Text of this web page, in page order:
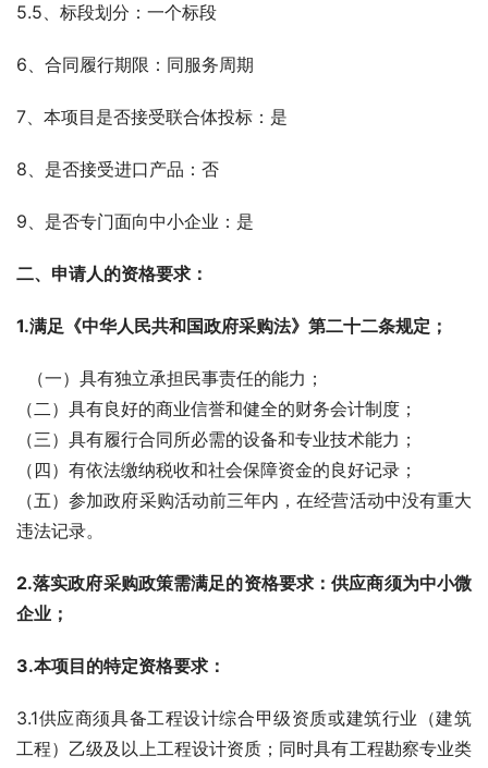
5.5、标段划分：一个标段
6、合同履行期限：同服务周期
7、本项目是否接受联合体投标：是
8、是否接受进口产品：否
9、是否专门面向中小企业：是
二、申请人的资格要求：
1.满足《中华人民共和国政府采购法》第二十二条规定；
（一）具有独立承担民事责任的能力；
（二）具有良好的商业信誉和健全的财务会计制度；
（三）具有履行合同所必需的设备和专业技术能力；
（四）有依法缴纳税收和社会保障资金的良好记录；
（五）参加政府采购活动前三年内，在经营活动中没有重大
违法记录。
2.落实政府采购政策需满足的资格要求：供应商须为中小微
企业；
3.本项目的特定资格要求：
3.1供应商须具备工程设计综合甲级资质或建筑行业（建筑
工程）乙级及以上工程设计资质；同时具有工程勘察专业类